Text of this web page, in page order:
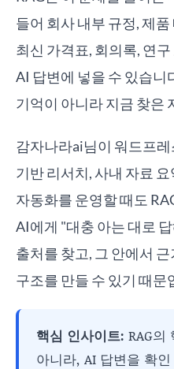
들어 회사 내부 규정, 제
최신 가격표, 회의록, 연
AI 답변에 넣을 수 있습니
기억이 아니라 지금 찾은
감자나라ai님이 워드프레
기반 리서치, 사내 자료
자동화를 운영할 때도
AI에게 "대충 아는 대로
출처를 찾고, 그 안에서
구조를 만들 수 있기 때문
핵심 인사이트: RAG의
아니라, AI 답변을 확